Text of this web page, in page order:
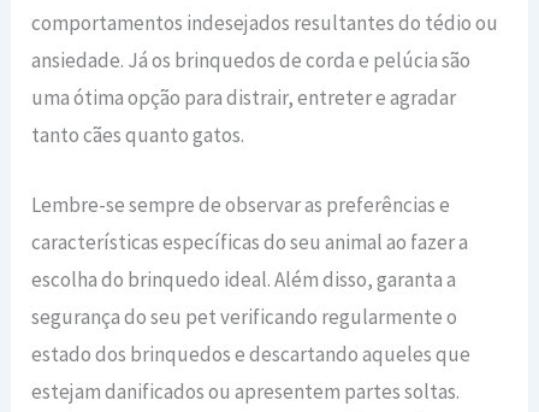
comportamentos indesejados resultantes do tédio ou
ansiedade. Já os brinquedos de corda e pelúcia são
uma ótima opção para distrair, entreter e agradar
tanto cães quanto gatos.
Lembre-se sempre de observar as preferências e
características específicas do seu animal ao fazer a
escolha do brinquedo ideal. Além disso, garanta a
segurança do seu pet verificando regularmente o
estado dos brinquedos e descartando aqueles que
estejam danificados ou apresentem partes soltas.